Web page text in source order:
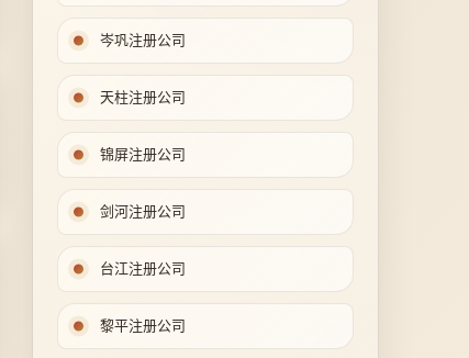
岑巩注册公司
天柱注册公司
锦屏注册公司
剑河注册公司
台江注册公司
黎平注册公司